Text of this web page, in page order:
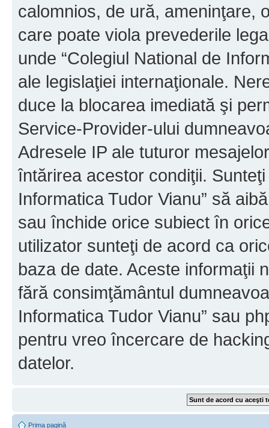
calomnios, de ură, ameninţare,
care poate viola prevederile
unde “Colegiul National de
ale legislaţiei internaţionale.
duce la blocarea imediată şi
Service-Provider-ului
Adresele IP ale tuturor
întărirea acestor condiţii.
Informatica Tudor Vianu” să
sau închide orice subiect în
utilizator sunteţi de acord ca
baza de date. Aceste informaţii
fără consimţământul
Informatica Tudor Vianu” sau
pentru vreo încercare de
datelor.
Prima pagină